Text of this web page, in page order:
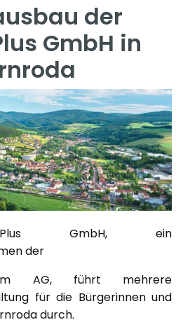
der
GmbH in
GmbH, ein
der
AG, führt mehrere
für die Bürgerinnen und
durch.